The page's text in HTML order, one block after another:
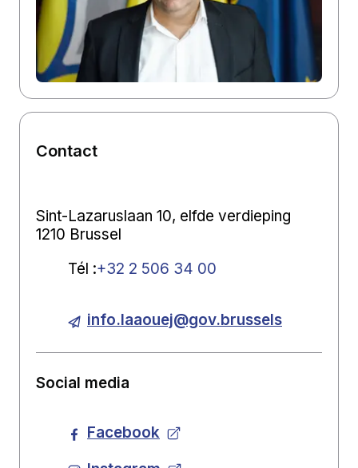
Contact
Sint-Lazaruslaan 10, elfde verdieping
1210 Brussel
Tél :+32 2 506 34 00
info.laaouej@gov.brussels
Social media
Facebook